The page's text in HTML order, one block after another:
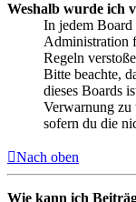
Weshalb wurde ich
In jedem Board
Administration
Regeln
Bitte beachte,
dieses Boards
Verwarnung zu
sofern du die
Nach oben
Wie kann ich